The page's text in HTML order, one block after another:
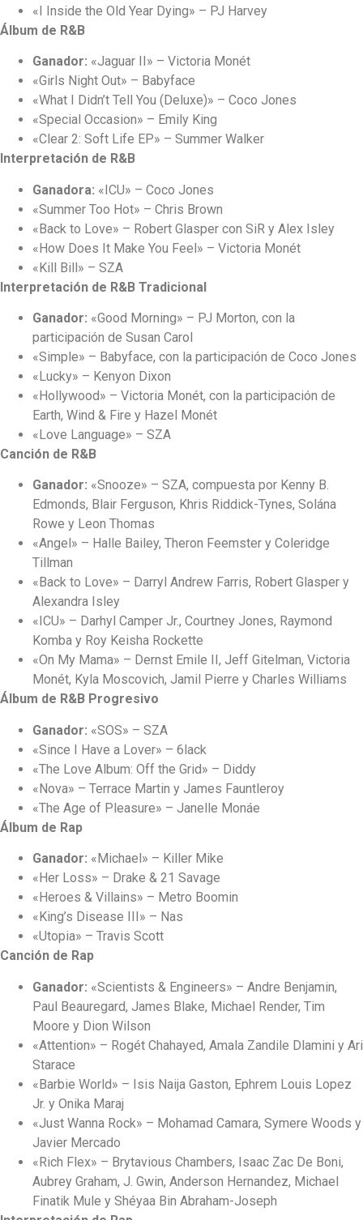
«I Inside the Old Year Dying» – PJ Harvey
Álbum de R&B
Ganador: «Jaguar II» – Victoria Monét
«Girls Night Out» – Babyface
«What I Didn’t Tell You (Deluxe)» – Coco Jones
«Special Occasion» – Emily King
«Clear 2: Soft Life EP» – Summer Walker
Interpretación de R&B
Ganadora: «ICU» – Coco Jones
«Summer Too Hot» – Chris Brown
«Back to Love» – Robert Glasper con SiR y Alex Isley
«How Does It Make You Feel» – Victoria Monét
«Kill Bill» – SZA
Interpretación de R&B Tradicional
Ganador: «Good Morning» – PJ Morton, con la
participación de Susan Carol
«Simple» – Babyface, con la participación de Coco Jones
«Lucky» – Kenyon Dixon
«Hollywood» – Victoria Monét, con la participación de
Earth, Wind & Fire y Hazel Monét
«Love Language» – SZA
Canción de R&B
Ganador: «Snooze» – SZA, compuesta por Kenny B.
Edmonds, Blair Ferguson, Khris Riddick-Tynes, Solána
Rowe y Leon Thomas
«Angel» – Halle Bailey, Theron Feemster y Coleridge
Tillman
«Back to Love» – Darryl Andrew Farris, Robert Glasper y
Alexandra Isley
«ICU» – Darhyl Camper Jr., Courtney Jones, Raymond
Komba y Roy Keisha Rockette
«On My Mama» – Dernst Emile II, Jeff Gitelman, Victoria
Monét, Kyla Moscovich, Jamil Pierre y Charles Williams
Álbum de R&B Progresivo
Ganador: «SOS» – SZA
«Since I Have a Lover» – 6lack
«The Love Album: Off the Grid» – Diddy
«Nova» – Terrace Martin y James Fauntleroy
«The Age of Pleasure» – Janelle Monáe
Álbum de Rap
Ganador: «Michael» – Killer Mike
«Her Loss» – Drake & 21 Savage
«Heroes & Villains» – Metro Boomin
«King’s Disease III» – Nas
«Utopia» – Travis Scott
Canción de Rap
Ganador: «Scientists & Engineers» – Andre Benjamin,
Paul Beauregard, James Blake, Michael Render, Tim
Moore y Dion Wilson
«Attention» – Rogét Chahayed, Amala Zandile Dlamini y Ari
Starace
«Barbie World» – Isis Naija Gaston, Ephrem Louis Lopez
Jr. y Onika Maraj
«Just Wanna Rock» – Mohamad Camara, Symere Woods y
Javier Mercado
«Rich Flex» – Brytavious Chambers, Isaac Zac De Boni,
Aubrey Graham, J. Gwin, Anderson Hernandez, Michael
Finatik Mule y Shéyaa Bin Abraham-Joseph